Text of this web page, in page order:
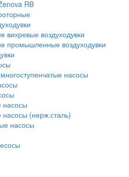
RB
вихревые воздуходувки
промышленные воздуходувки
насосы
насосы
(нерж.сталь)
насосы